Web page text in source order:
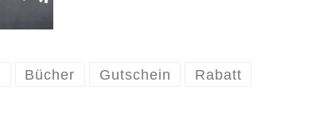
Bücher Gutschein Rabatt